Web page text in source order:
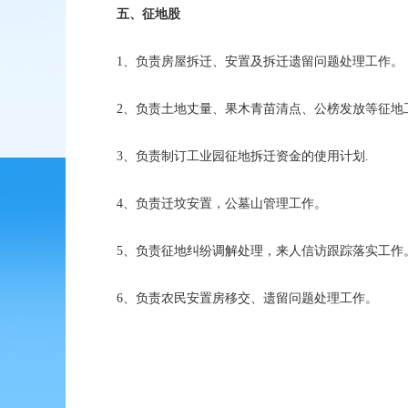
五、征地股
1、负责房屋拆迁、安置及拆迁遗留问题处理工作。
2、负责土地丈量、果木青苗清点、公榜发放等征地
3、负责制订工业园征地拆迁资金的使用计划.
4、负责迁坟安置，公墓山管理工作。
5、负责征地纠纷调解处理，来人信访跟踪落实工作
6、负责农民安置房移交、遗留问题处理工作。